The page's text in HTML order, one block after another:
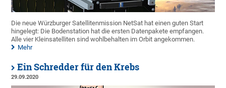
Die neue Würzburger Satellitenmission NetSat hat einen guten Start
hingelegt: Die Bodenstation hat die ersten Datenpakete empfangen.
Alle vier Kleinsatelliten sind wohlbehalten im Orbit angekommen.
Mehr
Ein Schredder für den Krebs
29.09.2020